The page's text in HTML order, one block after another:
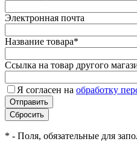
Электронная почта
Название товара*
Ссылка на товар другого
Я согласен на обработку
* - Поля, обязательные для